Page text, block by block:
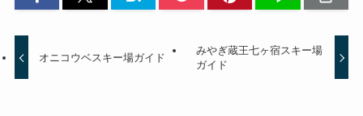
オニコウベスキー場ガイド
みやぎ蔵王七ヶ宿スキー場
ガイド